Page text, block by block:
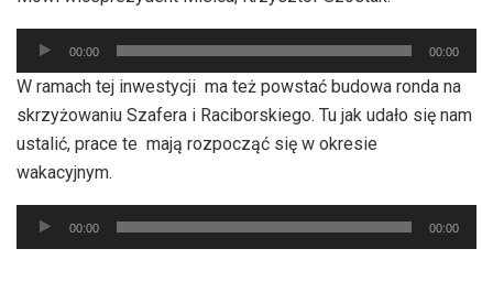
Odtwarzacz
plików
dźwiękowych
00:00 00:00
W ramach tej inwestycji ma też powstać budowa ronda na
skrzyżowaniu Szafera i Raciborskiego. Tu jak udało się nam
ustalić, prace te mają rozpocząć się w okresie
wakacyjnym.
Odtwarzacz
plików
00:00 00:00